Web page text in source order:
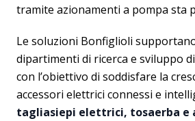
tramite azionamenti a pompa sta
Le soluzioni Bonfiglioli
dipartimenti di ricerca e sviluppo
con l’obiettivo di soddisfare la
accessori elettrici connessi e
tagliasiepi elettrici, tosaerba e